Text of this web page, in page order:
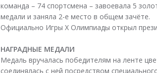
команда – 74 спортсмена – завоевала 5
медали и заняла 2-е место в общем зачёте.
Официально Игры X Олимпиады открыл
НАГРАДНЫЕ МЕДАЛИ
Медаль вручалась победителям на ленте
соединялась с ней посредством